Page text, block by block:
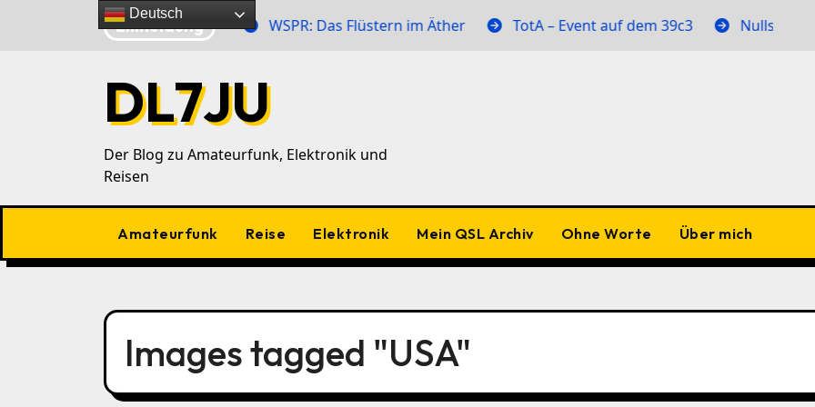
Eilmeldung
im 40‑m‑Band WSPR: Das Flüstern im Äther TotA – Event auf dem 39c3 Nullstellen im
DL7JU
Der Blog zu Amateurfunk, Elektronik und
Reisen
Amateurfunk Reise Elektronik Mein QSL Archiv Ohne Worte Über mich
Images tagged "USA"
Deutsch